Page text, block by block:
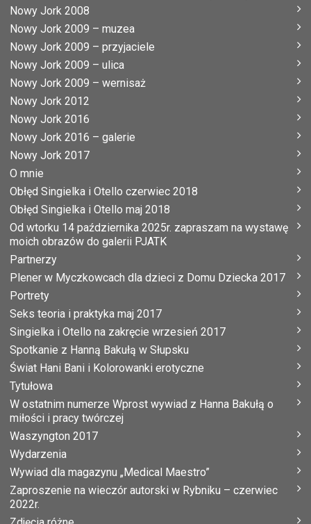
Nowy Jork 2008
Nowy Jork 2009 – muzea
Nowy Jork 2009 – przyjaciele
Nowy Jork 2009 – ulica
Nowy Jork 2009 – wernisaż
Nowy Jork 2012
Nowy Jork 2016
Nowy Jork 2016 – galerie
Nowy Jork 2017
O mnie
Obłęd Singielka i Otello czerwiec 2018
Obłęd Singielka i Otello maj 2018
Od wtorku 14 października 2025r. zapraszam na wystawę
moich obrazów do galerii PJATK
Partnerzy
Plener w Myczkowcach dla dzieci z Domu Dziecka 2017
Portrety
Seks teoria i praktyka maj 2017
Singielka i Otello na zakręcie wrzesień 2017
Spotkanie z Hanną Bakułą w Słupsku
Świat Hani Bani i Kolorowanki erotyczne
Tytułowa
W ostatnim numerze Wprost wywiad z Hanna Bakułą o
miłości i pracy twórczej
Waszyngton 2017
Wydarzenia
Wywiad dla magazynu „Medical Maestro”
Zaproszenie na wieczór autorski w Rybniku – czerwiec
2022r.